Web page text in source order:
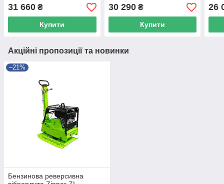
31 660 ₴
Купити
30 290₴
Купити
26
Акційні пропозиції та новинки
–21%
Бензинова реверсивна